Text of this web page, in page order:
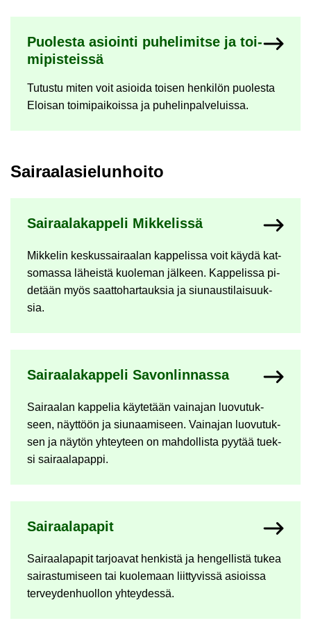
Puo­les­ta asioin­ti pu­he­li­mit­se ja toi­
mi­pis­teis­sä
Tu­tus­tu miten voit asioi­da toi­sen hen­ki­lön puo­les­ta
Eloi­san toi­mi­pai­kois­sa ja pu­he­lin­pal­ve­luis­sa.
Sai­raa­la­sie­lun­hoi­to
Sai­raa­la­kap­pe­li Mik­ke­lis­sä
Mik­ke­lin kes­kus­sai­raa­lan kap­pe­lis­sa voit käydä kat­
so­mas­sa lä­heis­tä kuo­le­man jäl­keen. Kap­pe­lis­sa pi­
de­tään myös saat­to­har­tauk­sia ja siu­naus­ti­lai­suuk­
sia.
Sai­raa­la­kap­pe­li Sa­von­lin­nas­sa
Sai­raa­lan kap­pe­lia käy­te­tään vain­ajan luo­vu­tuk­
seen, näyt­töön ja siu­naa­mi­seen. Vain­ajan luo­vu­tuk­
sen ja näy­tön yh­tey­teen on mah­dol­lis­ta pyy­tää tuek­
si sai­raa­la­pap­pi.
Sai­raa­la­pa­pit
Sai­raa­la­pa­pit tar­joa­vat hen­kis­tä ja hen­gel­lis­tä tukea
sai­ras­tu­mi­seen tai kuo­le­maan liit­ty­vis­sä asiois­sa
ter­vey­den­huol­lon yh­tey­des­sä.